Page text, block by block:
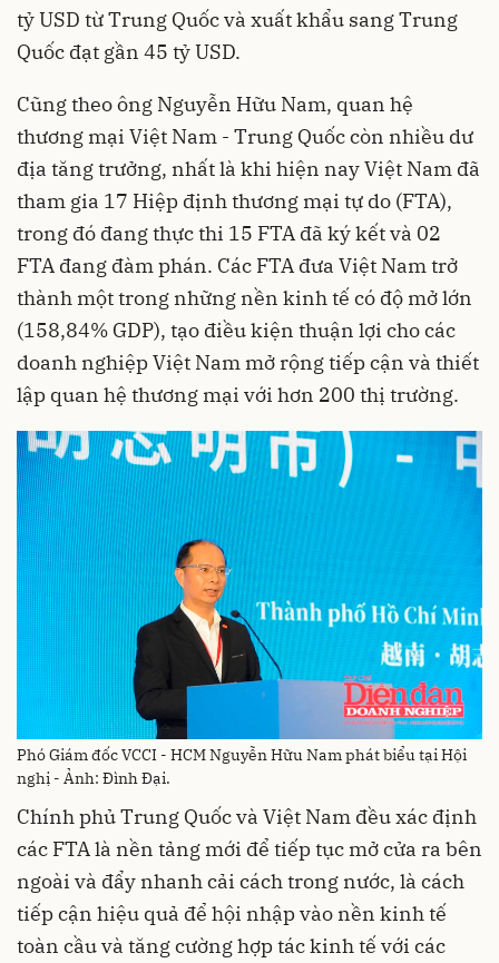
tỷ USD từ Trung Quốc và xuất khẩu sang Trung
Quốc đạt gần 45 tỷ USD.
Cũng theo ông Nguyễn Hữu Nam, quan hệ
thương mại Việt Nam - Trung Quốc còn nhiều dư
địa tăng trưởng, nhất là khi hiện nay Việt Nam đã
tham gia 17 Hiệp định thương mại tự do (FTA),
trong đó đang thực thi 15 FTA đã ký kết và 02
FTA đang đàm phán. Các FTA đưa Việt Nam trở
thành một trong những nền kinh tế có độ mở lớn
(158,84% GDP), tạo điều kiện thuận lợi cho các
doanh nghiệp Việt Nam mở rộng tiếp cận và thiết
lập quan hệ thương mại với hơn 200 thị trường.
Phó Giám đốc VCCI - HCM Nguyễn Hữu Nam phát biểu tại Hội
nghị - Ảnh: Đình Đại.
Chính phủ Trung Quốc và Việt Nam đều xác định
các FTA là nền tảng mới để tiếp tục mở cửa ra bên
ngoài và đẩy nhanh cải cách trong nước, là cách
tiếp cận hiệu quả để hội nhập vào nền kinh tế
toàn cầu và tăng cường hợp tác kinh tế với các